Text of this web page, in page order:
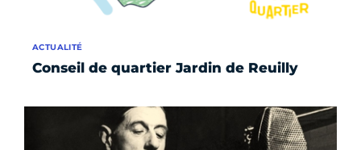
Conseil de quartier Jardin de Reuilly
ACTUALITÉ